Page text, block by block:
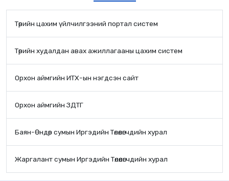
Төрийн цахим үйлчилгээний портал систем
Төрийн худалдан авах ажиллагааны цахим систем
Орхон аймгийн ИТХ-ын нэгдсэн сайт
Орхон аймгийн ЗДТГ
Баян-Өндөр сумын Иргэдийн Төлөөлөгчдийн хурал
Жаргалант сумын Иргэдийн Төлөөлөгчдийн хурал